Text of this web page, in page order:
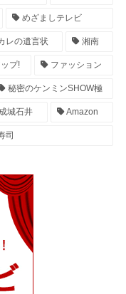
めざましテレビ
レの遺言状 湘南
プ! ファッション
秘密のケンミンSHOW極
成城石井 Amazon
司